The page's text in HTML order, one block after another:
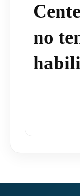
no